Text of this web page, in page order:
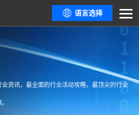
语言选择
资讯，最全面的行业活动攻略，最顶尖的行业